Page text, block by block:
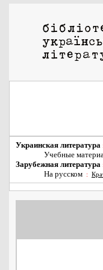
Украинская литература
Учебные
Зарубежная литература
На русском
: